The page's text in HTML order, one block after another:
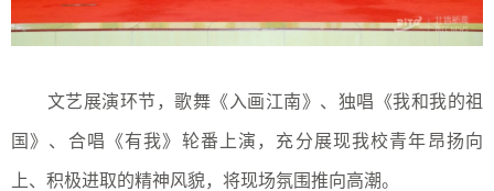
文艺展演环节，歌舞《入画江南》、独唱《我和我的祖
国》、合唱《有我》轮番上演，充分展现我校青年昂扬向
上、积极进取的精神风貌，将现场氛围推向高潮。